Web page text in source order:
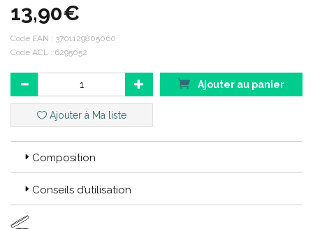
cheveux et votre cuir chevelu, des associations de principes
actifs et des textures adaptées garantissant une extrême
tolérance.
Avec Nodé, BIODERMA a inventé en 1977, les shampooings
Aujourd' hui, Nodé est une référence en dermatologie dans le
traitement des états pelliculaires.
Indications :
Pellicules persistantes.
Démangeaisons.
13,90€
Code EAN : 3701129805060
Code ACL : 6295052
Ajouter au panier
Ajouter à Ma liste
Composition
Conseils d’utilisation